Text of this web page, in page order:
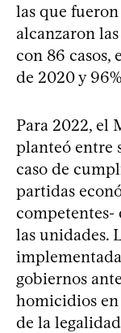
las que
alcanzaron
con 86 casos,
de 2020 y
Para 2022, el
planteó entre
caso de
partidas
competentes-
las unidades.
gobiernos
homicidios en
de la